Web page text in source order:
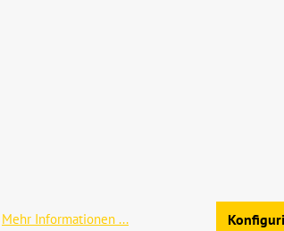
Allgemeine
Mehr Informationen ...